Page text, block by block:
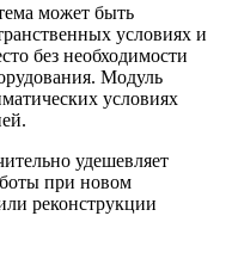
может быть
условиях и
без необходимости
Модуль
условиях
удешевляет
при новом
реконструкции